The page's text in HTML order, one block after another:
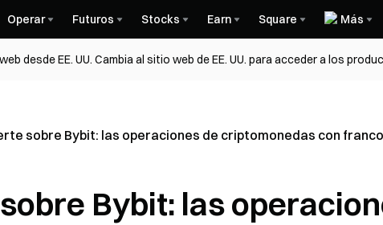
Operar Futuros Stocks Earn Square Más
desde EE. UU. Cambia al sitio web de EE. UU. para acceder a los
sobre Bybit: las operaciones de criptomonedas con
Bybit: las